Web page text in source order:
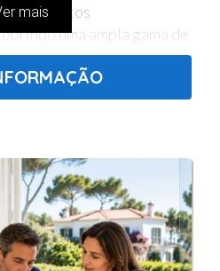
tratamentos
uma ampla gama de
de vacinação,
a população saudável.
O SNS proporciona apoio à
de consultas de
tanto em ambientes
como hospitalar.
mais